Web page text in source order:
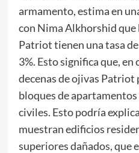
armamento, estima en
con Nima Alkhorshid
Patriot tienen una tasa
3%. Esto significa que,
decenas de ojivas
bloques de
civiles. Esto podría
muestran edificios
superiores dañados, que